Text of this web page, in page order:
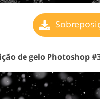
de gelo Photoshop